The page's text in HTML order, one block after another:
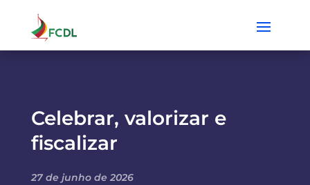
Celebrar, valorizar e
fiscalizar
27 de junho de 2026